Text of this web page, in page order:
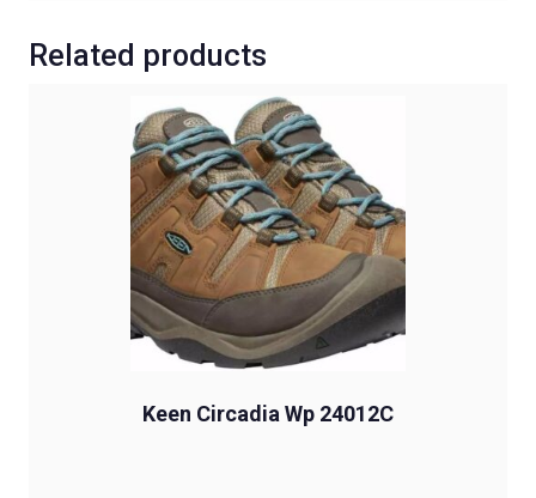
Related products
Keen Circadia Wp 24012C